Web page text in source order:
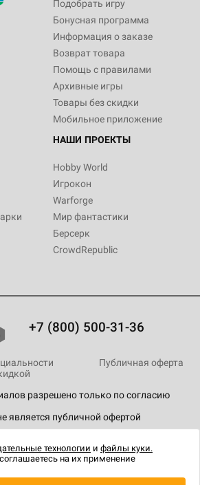
Подобрать игру
Бонусная программа
Информация о заказе
Возврат товара
Помощь с правилами
Архивные игры
Товары без скидки
Мобильное приложение
НАШИ ПРОЕКТЫ
Hobby World
Игрокон
Warforge
Мир фантастики
Берсерк
CrowdRepublic
+7 (800) 500-31-36
разрешено только по согласию
является публичной офертой
Публичная оферта
технологии и файлы куки.
на их применение